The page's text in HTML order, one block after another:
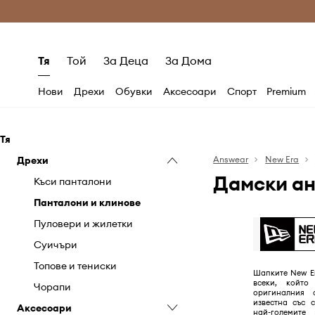
Безплатни
Тя Той За Деца За Дома
Нови Дрехи Обувки Аксесоари Спорт Premium
Тя
Дрехи
Къси панталони
Панталони и клинове
Пуловери и жилетки
Суичъри
Топове и тениски
Чорапи
Аксесоари
Answear New Era
Дамски
Шапките New
всеки,
известна със
най-